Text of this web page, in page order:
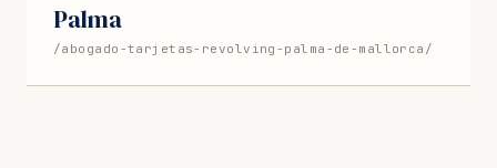
Palma
/abogado-tarjetas-revolving-palma-de-mallorca/